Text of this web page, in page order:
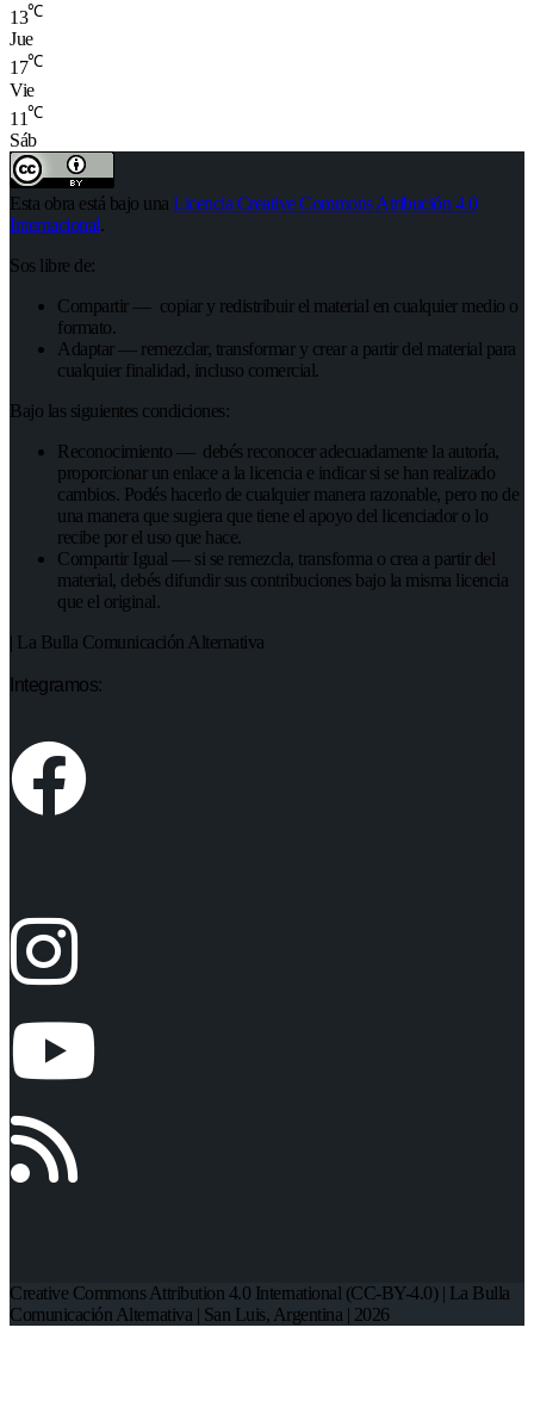
13℃
Jue
17℃
Vie
11℃
Sáb
Esta obra está bajo una Licencia Creative Commons Atribución 4.0
Internacional.
Sos libre de:
Compartir — copiar y redistribuir el material en cualquier medio o
formato.
Adaptar — remezclar, transformar y crear a partir del material para
cualquier finalidad, incluso comercial.
Bajo las siguientes condiciones:
Reconocimiento — debés reconocer adecuadamente la autoría,
proporcionar un enlace a la licencia e indicar si se han realizado
cambios. Podés hacerlo de cualquier manera razonable, pero no de
una manera que sugiera que tiene el apoyo del licenciador o lo
recibe por el uso que hace.
Compartir Igual — si se remezcla, transforma o crea a partir del
material, debés difundir sus contribuciones bajo la misma licencia
que el original.
| La Bulla Comunicación Alternativa
Integramos:
Creative Commons Attribution 4.0 International (CC-BY-4.0) | La Bulla
Comunicación Alternativa | San Luis, Argentina | 2026